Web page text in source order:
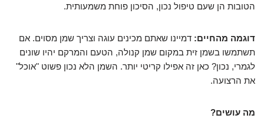
הטובות הן שעם טיפול נכון, הסיכון פוחת משמעותית.
דוגמה מהחיים: דמיינו שאתם מכינים עוגה וצריך שמן מסוים. אם
תשתמשו בשמן זית במקום שמן קנולה, הטעם והמרקם יהיו שונים
לגמרי, נכון? כאן זה אפילו קריטי יותר. השמן הלא נכון פשוט "אוכל"
את הרצועה.
מה עושים?